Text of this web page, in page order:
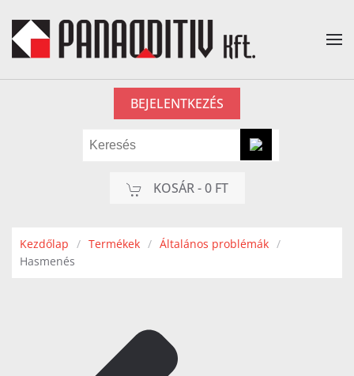
Fő tartalom átugrása
BEJELENTKEZÉS
KOSÁR -0 FT
Kezdőlap Termékek
Általános problémák
Hasmenés